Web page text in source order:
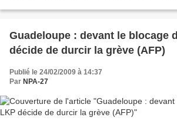
Guadeloupe : devant le blocage
décide de durcir la grève (AFP)
Publié le 24/02/2009 à 14:37
Par NPA-27